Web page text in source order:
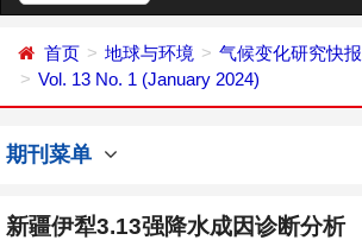
首页 地球与环境
气候变化研究快报
Vol. 13 No. 1 (January 2024)
期刊菜单
新疆伊犁3.13强降水成因诊断分析